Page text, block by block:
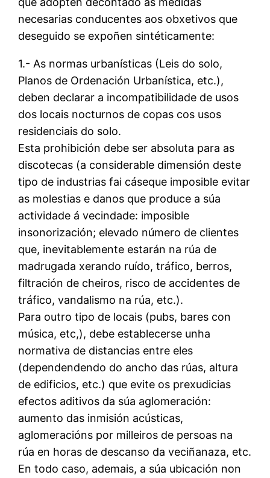
necesarias conducentes aos obxetivos que
deseguido se expoñen sintéticamente:
1.- As normas urbanísticas (Leis do solo,
Planos de Ordenación Urbanística, etc.),
deben declarar a incompatibilidade de usos
dos locais nocturnos de copas cos usos
residenciais do solo.
Esta prohibición debe ser absoluta para as
discotecas (a considerable dimensión deste
tipo de industrias fai cáseque imposible evitar
as molestias e danos que produce a súa
actividade á vecindade: imposible
insonorización; elevado número de clientes
que, inevitablemente estarán na rúa de
madrugada xerando ruído, tráfico, berros,
filtración de cheiros, risco de accidentes de
tráfico, vandalismo na rúa, etc.).
Para outro tipo de locais (pubs, bares con
música, etc,), debe establecerse unha
normativa de distancias entre eles
(dependendendo do ancho das rúas, altura
de edificios, etc.) que evite os prexudicias
efectos aditivos da súa aglomeración:
aumento das inmisión acústicas,
aglomeracións por milleiros de persoas na
rúa en horas de descanso da veciñanaza, etc.
En todo caso, ademais, a súa ubicación non